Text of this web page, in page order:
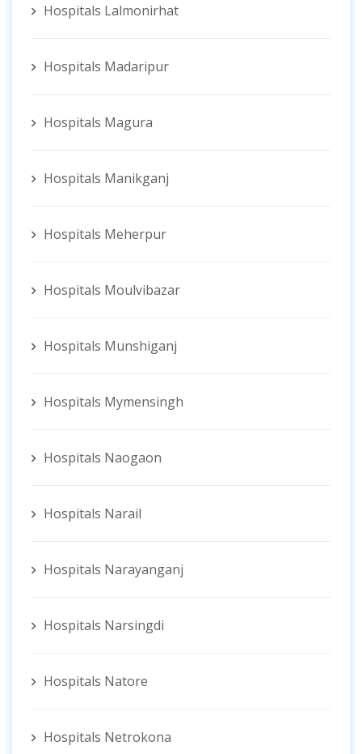
Hospitals Lalmonirhat
Hospitals Madaripur
Hospitals Magura
Hospitals Manikganj
Hospitals Meherpur
Hospitals Moulvibazar
Hospitals Munshiganj
Hospitals Mymensingh
Hospitals Naogaon
Hospitals Narail
Hospitals Narayanganj
Hospitals Narsingdi
Hospitals Natore
Hospitals Netrokona